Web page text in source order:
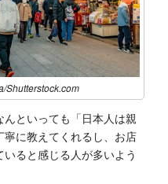
Shutterstock.com
といっても「日本人は親
に教えてくれる‬‭し、お店
ると感じる人が多いよう